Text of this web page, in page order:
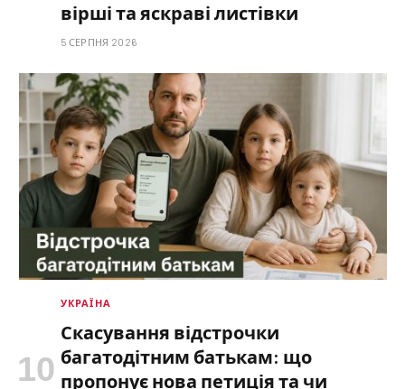
вірші та яскраві листівки
5 СЕРПНЯ 2026
УКРАЇНА
Скасування відстрочки
багатодітним батькам: що
пропонує нова петиція та чи